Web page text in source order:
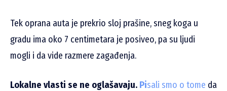
Tek oprana auta je prekrio sloj prašine, sneg koga u
gradu ima oko 7 centimetara je posiveo, pa su ljudi
mogli i da vide razmere zagađenja.
Lokalne vlasti se ne oglašavaju. Pisali smo o tome da